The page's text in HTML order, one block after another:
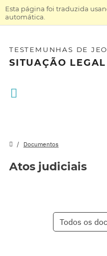
Esta página foi traduzida
automática.
TESTEMUNHAS DE
SITUAÇÃO
Documentos
Atos judiciais
Todos os